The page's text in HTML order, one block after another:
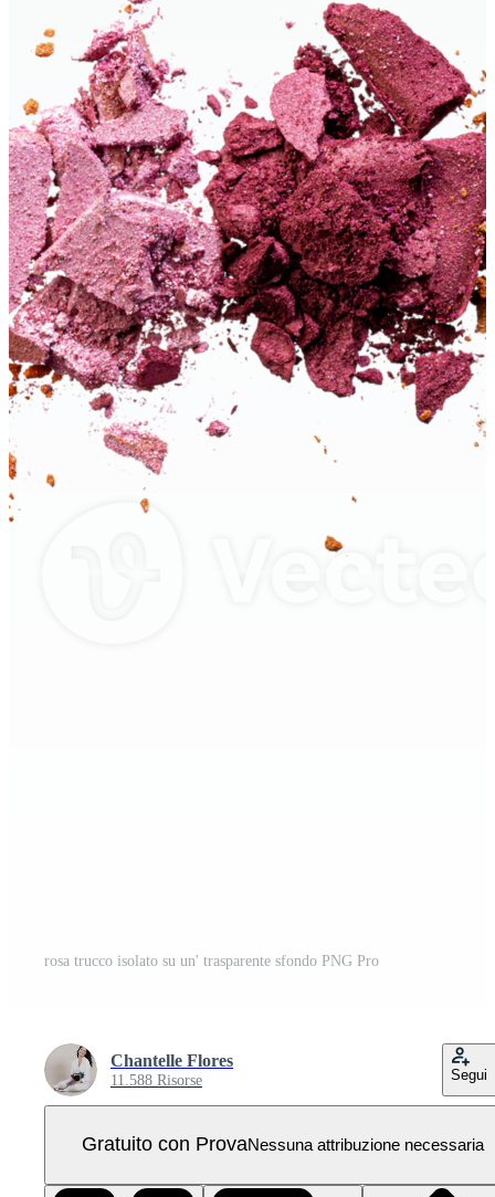
rosa trucco isolato su un' trasparente sfondo PNG Pro
Chantelle Flores
11.588 Risorse Segui
Gratuito con ProvaNessuna attribuzione necessaria